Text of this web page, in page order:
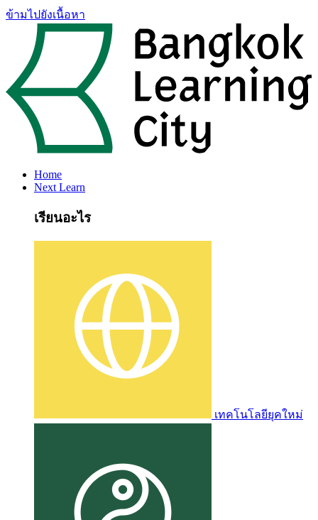
ข้ามไปยังเนื้อหา
Home
Next Learn
เรียนอะไร
เทคโนโลยียุคใหม่